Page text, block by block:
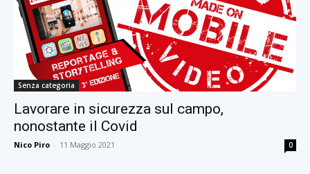
Senza categoria
Lavorare in sicurezza sul campo,
nonostante il Covid
Nico Piro - 11 Maggio 2021 0